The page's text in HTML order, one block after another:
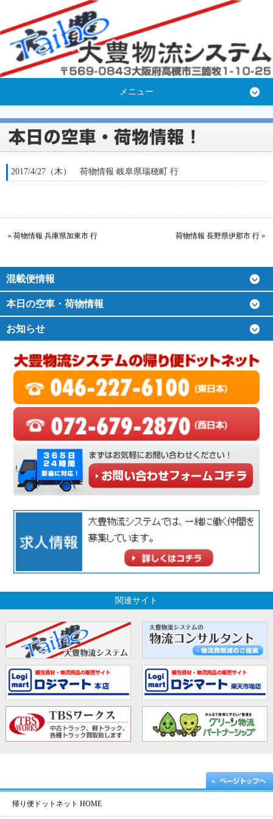
メニュー
2017/4/27（木） 荷物情報 岐阜県瑞穂町 行
« 荷物情報 兵庫県加東市 行 荷物情報 長野県伊那市 行 »
混載便情報
本日の空車・荷物情報
お知らせ
関連サイト
帰り便ドットネット HOME